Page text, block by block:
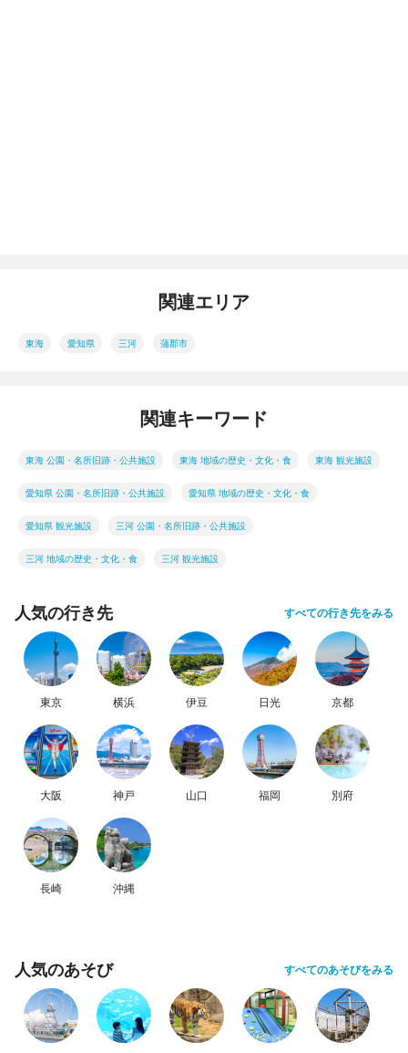
関連エリア
東海 愛知県 三河 蒲郡市
関連キーワード
東海 公園・名所旧跡・公共施設 東海 地域の歴史・文化・食 東海 観光施設
愛知県 公園・名所旧跡・公共施設 愛知県 地域の歴史・文化・食
愛知県 観光施設 三河 公園・名所旧跡・公共施設
三河 地域の歴史・文化・食 三河 観光施設
人気の行き先 すべての行き先をみる
東京 横浜 伊豆 日光 京都
大阪 神戸 山口 福岡 別府
長崎 沖縄
人気のあそび すべてのあそびをみる